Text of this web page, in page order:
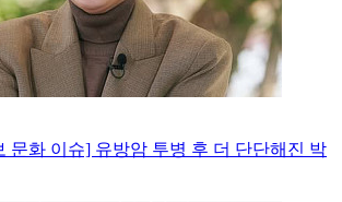
문화 이슈] 유방암 투병 후 더 단단해진 박